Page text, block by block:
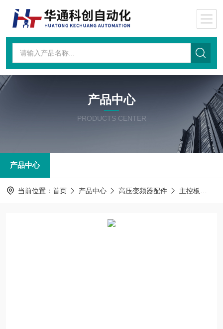
产品中心
PRODUCTS CENTER
产品中心
当前位置： 首页 产品中心 高压变频器配件 主控板